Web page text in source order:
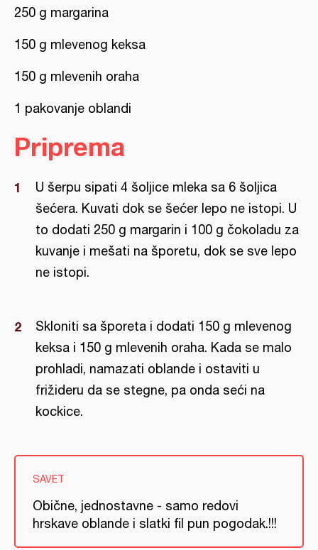
250 g margarina
150 g mlevenog keksa
150 g mlevenih oraha
1 pakovanje oblandi
Priprema
U šerpu sipati 4 šoljice mleka sa 6 šoljica
šećera. Kuvati dok se šećer lepo ne istopi. U
to dodati 250 g margarin i 100 g čokoladu za
kuvanje i mešati na šporetu, dok se sve lepo
ne istopi.
Skloniti sa šporeta i dodati 150 g mlevenog
keksa i 150 g mlevenih oraha. Kada se malo
prohladi, namazati oblande i ostaviti u
frižideru da se stegne, pa onda seći na
kockice.
SAVET
Obične, jednostavne - samo redovi
hrskave oblande i slatki fil pun pogodak.!!!